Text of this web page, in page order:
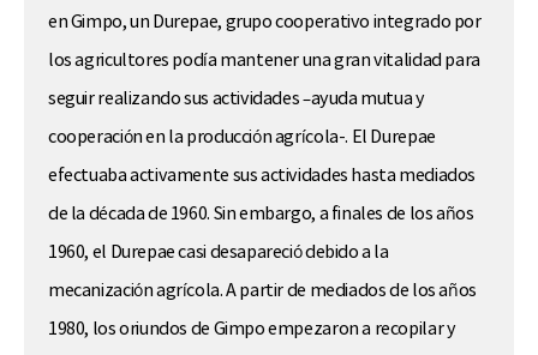
en Gimpo, un Durepae, grupo cooperativo integrado por
los agricultores podía mantener una gran vitalidad para
seguir realizando sus actividades –ayuda mutua y
cooperación en la producción agrícola-. El Durepae
efectuaba activamente sus actividades hasta mediados
de la década de 1960. Sin embargo, a finales de los años
1960, el Durepae casi desapareció debido a la
mecanización agrícola. A partir de mediados de los años
1980, los oriundos de Gimpo empezaron a recopilar y